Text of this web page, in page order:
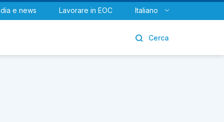
e news Lavorare in EOC Italiano
Cerca
Urologia